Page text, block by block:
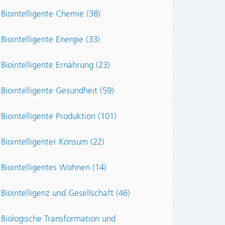
Biointelligente Chemie (38)
Biointelligente Energie (33)
Biointelligente Ernährung (23)
Biointelligente Gesundheit (59)
Biointelligente Produktion (101)
Biointelligenter Konsum (22)
Biointelligentes Wohnen (14)
Biointelligenz und Gesellschaft (46)
Biologische Transformation und